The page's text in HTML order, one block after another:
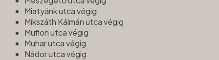
Miatyánk utca végig
Mikszáth Kálmán utca végig
Muflon utca végig
Muhar utca végig
Nádor utca végig